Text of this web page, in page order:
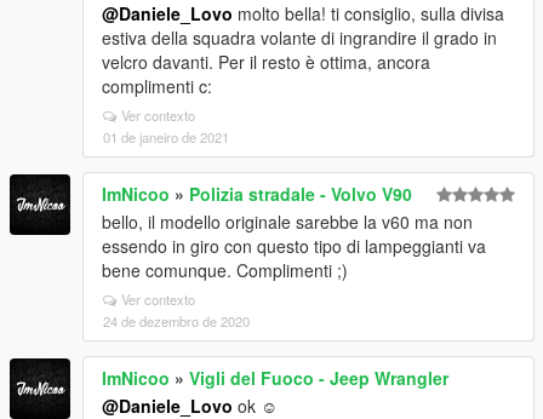
@Daniele_Lovo molto bella! ti consiglio, sulla divisa
estiva della squadra volante di ingrandire il grado in
velcro davanti. Per il resto è ottima, ancora
complimenti c:
Ver contexto
01 de janeiro de 2021
ImNicoo » Polizia stradale - Volvo V90
bello, il modello originale sarebbe la v60 ma non
essendo in giro con questo tipo di lampeggianti va
bene comunque. Complimenti ;)
Ver contexto
24 de dezembro de 2020
ImNicoo » Vigli del Fuoco - Jeep Wrangler
@Daniele_Lovo ok ☺